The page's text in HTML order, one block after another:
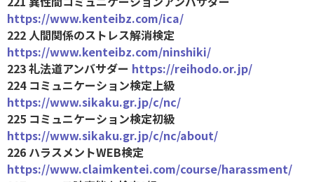
https://www.kenteibz.com/ica/
222 人間関係のストレス解消検定
https://www.kenteibz.com/ninshiki/
223 礼法道アンバサダー https://reihodo.or.jp/
224 コミュニケーション検定上級
https://www.sikaku.gr.jp/c/nc/
225 コミュニケーション検定初級
https://www.sikaku.gr.jp/c/nc/about/
226 ハラスメントWEB検定
https://www.claimkentei.com/course/harassment/